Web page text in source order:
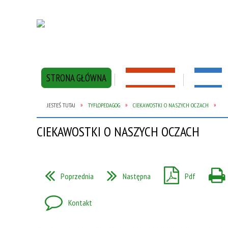
STRONA GŁÓWNA
PROJEKT ERASMUS + PIELĘGNIARKA
DOKUMENTY SZKOŁY ERASMUS +
AKTUALNOŚCI INFORMACJE O
FLUORYZACJA
JESTEŚ TUTAJ TYFLOPEDAGOG CIEKAWOSTKI O NASZYCH OCZACH
CIEKAWOSTKI O NASZYCH OCZACH
Poprzednia Następna Pdf
Kontakt